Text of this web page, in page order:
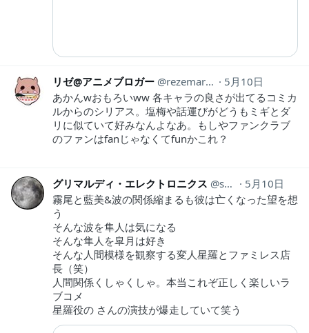
リゼ@アニメブロガー rezemaru1
5月10日
あかんwおもろいww 各キャラの良さが出てるコミカ
ルからのシリアス。塩梅や話運びがどうもミギとダ
リに似ていて好みなんよなあ。もしやファンクラブ
のファンはfanじゃなくてfunかこれ？
グリマルディ・エレクトロニクス saisais76189306
5月10日
霧尾と藍美&波の関係縮まるも彼は亡くなった望を想
う
そんな波を隼人は気になる
そんな隼人を皐月は好き
そんな人間模様を観察する変人星羅とファミレス店
長（笑）
人間関係くしゃくしゃ。本当これぞ正しく楽しいラ
ブコメ
星羅役の さんの演技が爆走していて笑う